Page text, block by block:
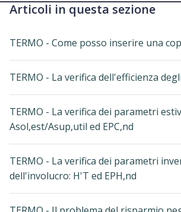
Articoli in questa sezione
TERMO - Come posso inserire una
TERMO - La verifica dell'efficienza
TERMO - La verifica dei parametri
Asol,est/Asup,util ed EPC,nd
TERMO - La verifica dei parametri
dell'involucro: H'T ed EPH,nd